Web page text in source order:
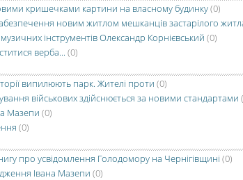
кришечками картини на власному будинку(0)
новим житлом мешканців застарілого
інструментів Олександр Корнієвський (0)
верба... (0)
випилюють парк. Жителі проти (0)
військових здійснюється за новими стандартами
Мазепи (0)
(0)
про усвідомлення Голодомору на Чернігівщині (0)
Івана Мазепи (0)